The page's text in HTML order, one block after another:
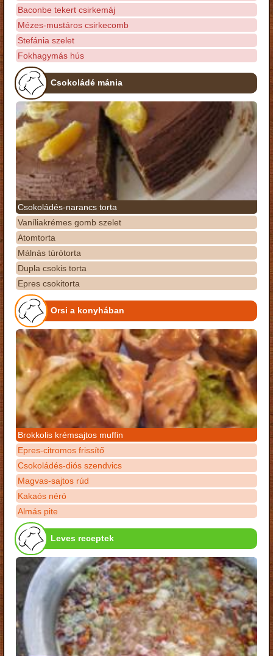
Baconbe tekert csirkemáj
Mézes-mustáros csirkecomb
Stefánia szelet
Fokhagymás hús
Csokoládé mánia
Csokoládés-narancs torta
Vaníliakrémes gomb szelet
Atomtorta
Málnás túrótorta
Dupla csokis torta
Epres csokitorta
Orsi a konyhában
Brokkolis krémsajtos muffin
Epres-citromos frissítő
Csokoládés-diós szendvics
Magvas-sajtos rúd
Kakaós néró
Almás pite
Leves receptek